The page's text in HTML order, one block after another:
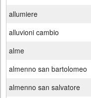
allumiere
alluvioni cambio
alme
almenno san bartolomeo
almenno san salvatore